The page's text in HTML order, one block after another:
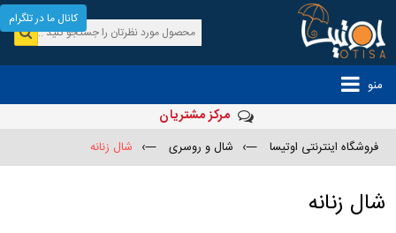
منو
مرکز مشتریان
فروشگاه اینترنتی اوتیسا —› شال و روسری —› شال زنانه
شال زنانه
کانال ما در تلگرام